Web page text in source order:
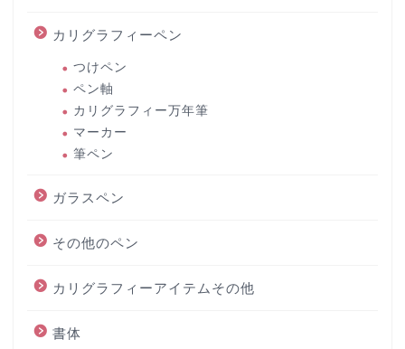
カリグラフィーペン
つけペン
ペン軸
カリグラフィー万年筆
マーカー
筆ペン
ガラスペン
その他のペン
カリグラフィーアイテムその他
書体